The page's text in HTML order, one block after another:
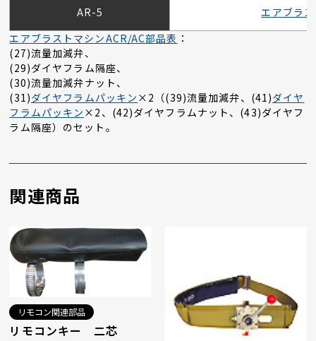
AR-5
エアブラ
エアブラストマシンACR/AC部品表 ：
(27)流量加減弁、
(29)ダイヤフラム隔座、
(30)流量加減弁ナット、
(31)ダイヤフラムパッキン ×2（(39)流量加減弁、(41)ダイヤ
フラムパッキン ×2、(42)ダイヤフラムナット、(43)ダイヤフ
ラム隔座）のセット。
関連商品
リモコン関連部品
リモコンキー 二芯